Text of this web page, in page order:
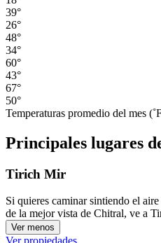
39°
26°
48°
34°
60°
43°
67°
50°
Temperaturas promedio del mes
Principales lugares
Tirich Mir
Si quieres caminar sintiendo el
de la mejor vista de Chitral, ve a
Ver menos